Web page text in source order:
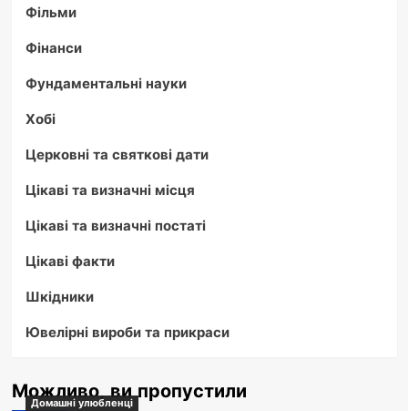
Фільми
Фінанси
Фундаментальні науки
Хобі
Церковні та святкові дати
Цікаві та визначні місця
Цікаві та визначні постаті
Цікаві факти
Шкідники
Ювелірні вироби та прикраси
Можливо, ви пропустили
Домашні улюбленці